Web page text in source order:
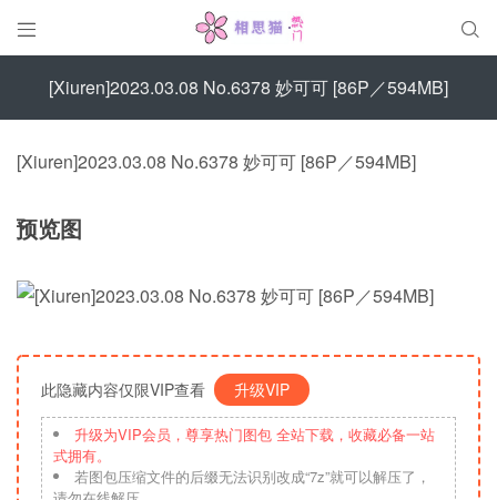
 
[Xiuren]2023.03.08 No.6378 妙可可 [86P／594MB]
[Xiuren]2023.03.08 No.6378 妙可可 [86P／594MB]
预览图
此隐藏内容仅限VIP查看 升级VIP
升级为VIP会员，尊享热门图包 全站下载，收藏必备一站
式拥有。
若图包压缩文件的后缀无法识别改成“7z”就可以解压了，